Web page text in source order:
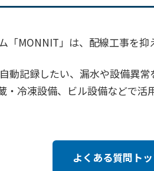
MONNIT」は、配線工事を抑
動記録したい、漏水や設備異
冷凍設備、ビル設備などで活
よくある質問ト